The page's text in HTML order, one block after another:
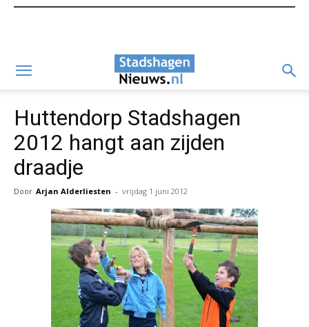
Huttendorp Stadshagen
2012 hangt aan zijden
draadje
Door Arjan Alderliesten - vrijdag 1 juni 2012